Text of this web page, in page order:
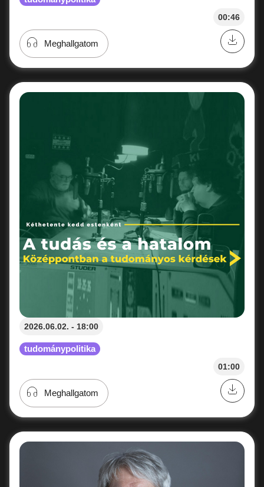
00:46
Meghallgatom
2026.06.02. - 18:00
tudománypolitika
01:00
Meghallgatom